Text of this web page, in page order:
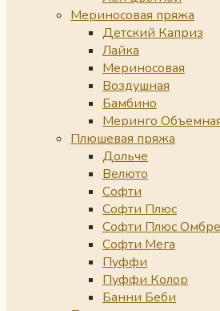
Мериносовая пряжа
Детский Каприз
Лайка
Мериносовая
Воздушная
Бамбино
Меринго
Плюшевая пряжа
Дольче
Велюто
Софти
Софти Плюс
Софти Плюс
Софти Мега
Пуффи
Пуффи Колор
Банни Беби